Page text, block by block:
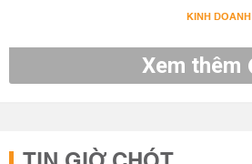
KINH DOANH
Xem thêm